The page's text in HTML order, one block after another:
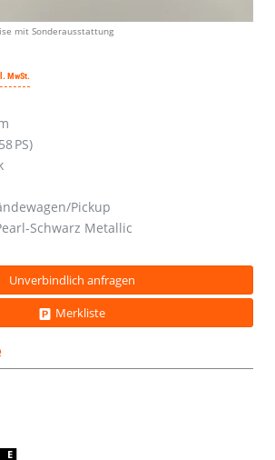
mit Sonderausstattung
MwSt.
PS)
Pickup
Schwarz Metallic
Unverbindlich anfragen
Merkliste